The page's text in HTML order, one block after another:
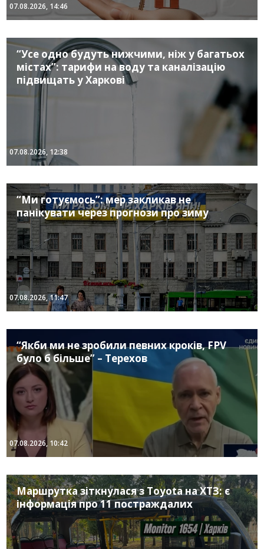
07.08.2026, 14:46
“Усе одно будуть нижчими, ніж у багатьох
містах”: тарифи на воду та каналізацію
підвищать у Харкові
07.08.2026, 12:38
“Ми готуємось”: мер закликав не
панікувати через прогнози про зиму
07.08.2026, 11:47
“Якби ми не зробили певних кроків, FPV
було б більше” – Терехов
07.08.2026, 10:42
Маршрутка зіткнулася з Toyota на ХТЗ: є
інформація про 11 постраждалих